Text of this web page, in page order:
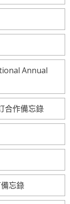
Annual
合作備忘錄
忘錄